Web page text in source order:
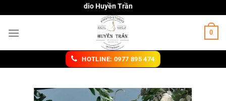
đến
nội
Studio Huyền Trần
0
HOTLINE: 0977 895 474